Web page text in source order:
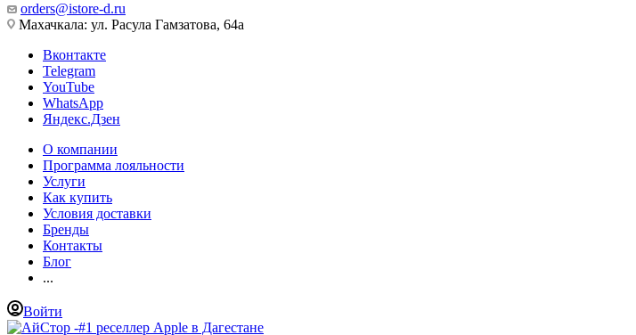
orders@istore-d.ru
Махачкала: ул. Расула Гамзатова, 64а
Вконтакте
Telegram
YouTube
WhatsApp
Яндекс.Дзен
О компании
Программа лояльности
Услуги
Как купить
Условия доставки
Бренды
Контакты
Блог
...
Войти